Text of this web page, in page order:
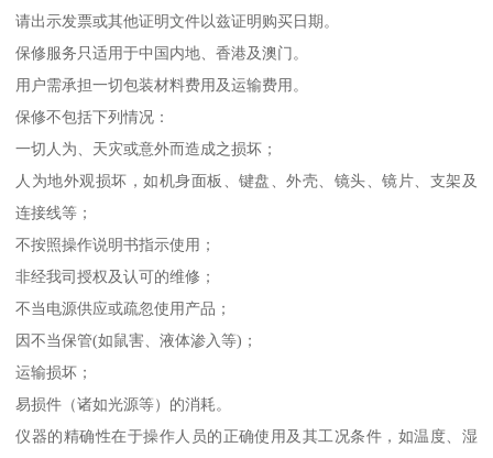
请出示发票或其他证明文件以兹证明购买日期。
保修服务只适用于中国内地、香港及澳门。
用户需承担一切包装材料费用及运输费用。
保修不包括下列情况：
一切人为、天灾或意外而造成之损坏；
人为地外观损坏，如机身面板、键盘、外壳、镜头、镜片、支架及
连接线等；
不按照操作说明书指示使用；
非经我司授权及认可的维修；
不当电源供应或疏忽使用产品；
因不当保管(如鼠害、液体渗入等)；
运输损坏；
易损件（诸如光源等）的消耗。
仪器的精确性在于操作人员的正确使用及其工况条件，如温度、湿